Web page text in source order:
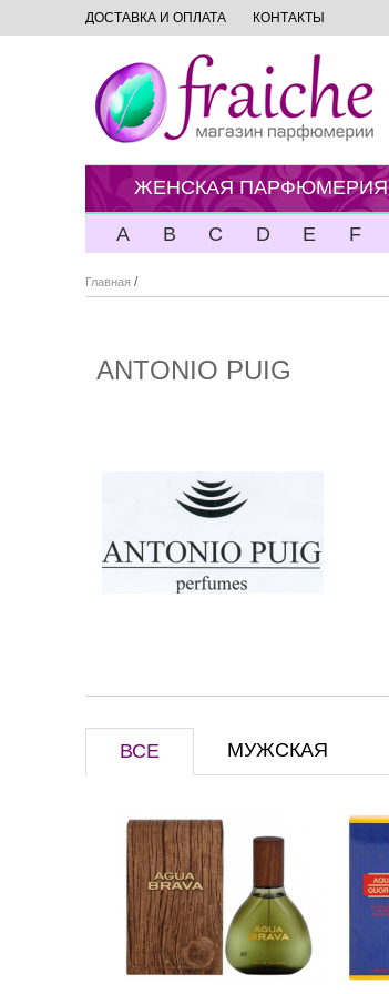
ДОСТАВКА И ОПЛАТА КОНТАКТЫ
ЖЕНСКАЯ ПАРФЮМЕРИЯ
A B C D E F
Главная /
ANTONIO PUIG
ВСЕ МУЖСКАЯ